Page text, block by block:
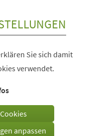
Sie sich damit
verwendet.
anpassen